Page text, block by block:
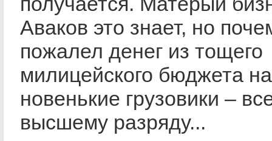
Аваков это знает, но
пожалел денег из тощего
милицейского бюджета на
новенькие грузовики –
высшему разряду...